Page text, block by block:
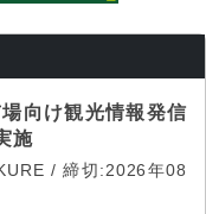
向け観光情報発信
施
/ 締切:2026年08